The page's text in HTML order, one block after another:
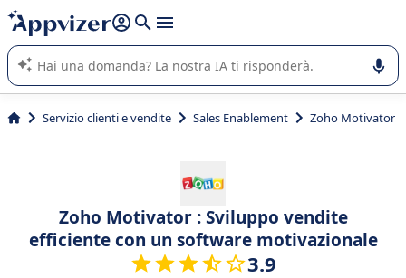
righe con
shift + enter
L'IA di Appvizer vi guida nell'utilizzo o nella scelta di un
software SaaS per la vostra azienda.
Servizio clienti e vendite Sales Enablement Zoho Motivator
Zoho Motivator : Sviluppo vendite
efficiente con un software motivazionale
3.9